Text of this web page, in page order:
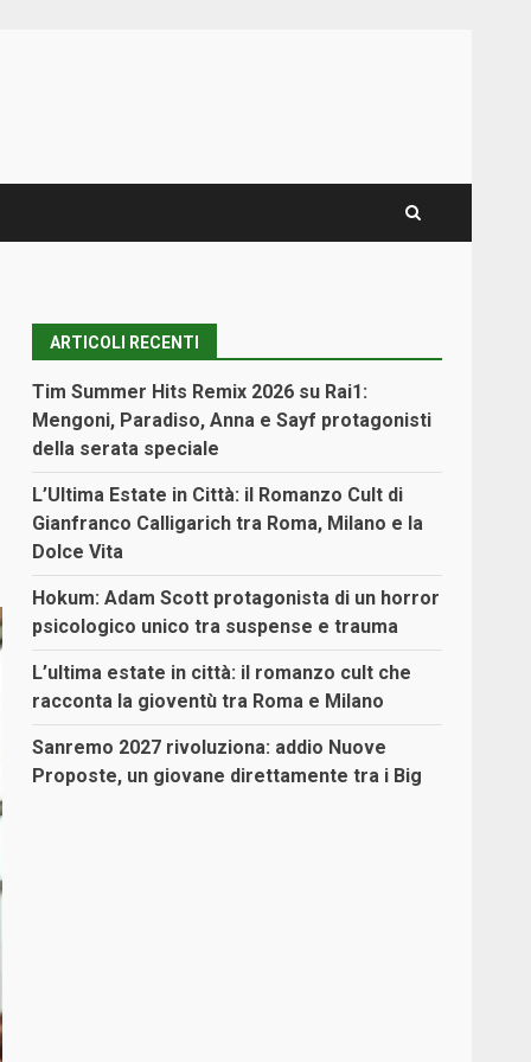
ARTICOLI RECENTI
Tim Summer Hits Remix 2026 su Rai1:
Mengoni, Paradiso, Anna e Sayf protagonisti
della serata speciale
L’Ultima Estate in Città: il Romanzo Cult di
Gianfranco Calligarich tra Roma, Milano e la
Dolce Vita
Hokum: Adam Scott protagonista di un horror
psicologico unico tra suspense e trauma
L’ultima estate in città: il romanzo cult che
racconta la gioventù tra Roma e Milano
Sanremo 2027 rivoluziona: addio Nuove
Proposte, un giovane direttamente tra i Big